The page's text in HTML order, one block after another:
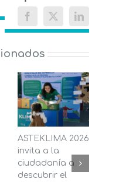
Facebook
X LinkedIn
ASTEKLIMA 2026
invita a la
ciudadanía a
descubrir el